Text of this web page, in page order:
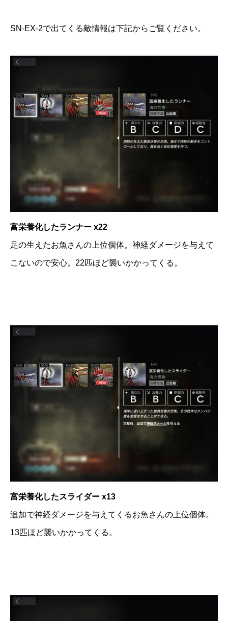
SN-EX-2で出てくる敵情報は下記からご覧ください。
富栄養化したランナー x22
足の生えたお魚さんの上位個体。神経ダメージを与えて
こないので安心。22匹ほど襲いかかってくる。
富栄養化したスライダー x13
追加で神経ダメージを与えてくるお魚さんの上位個体。
13匹ほど襲いかかってくる。